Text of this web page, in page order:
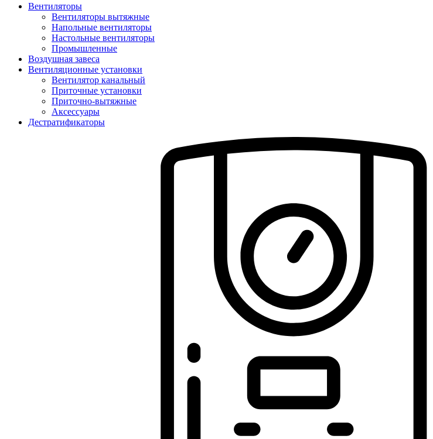
Вентиляторы
Вентиляторы вытяжные
Напольные вентиляторы
Настольные вентиляторы
Промышленные
Воздушная завеса
Вентиляционные установки
Вентилятор канальный
Приточные установки
Приточно-вытяжные
Аксессуары
Дестратификаторы